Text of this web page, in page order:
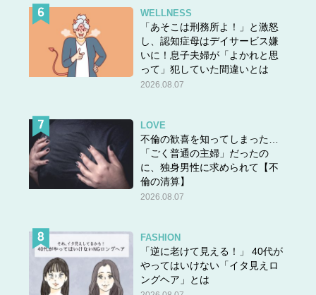
WELLNESS
「あそこは刑務所よ！」と激怒
し、認知症母はデイサービス嫌
いに！息子夫婦が「よかれと思
って」犯していた間違いとは
2026.08.07
LOVE
不倫の歓喜を知ってしまった…
「ごく普通の主婦」だったの
に、独身男性に求められて【不
倫の清算】
2026.08.07
FASHION
「逆に老けて見える！」 40代が
やってはいけない「イタ見えロ
ングヘア」とは